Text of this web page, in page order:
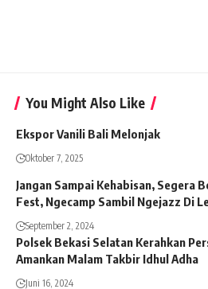
You Might Also Like
Ekspor Vanili Bali Melonjak
Oktober 7, 2025
Jangan Sampai Kehabisan, Segera
Fest, Ngecamp Sambil Ngejazz Di
September 2, 2024
Polsek Bekasi Selatan Kerahkan
Amankan Malam Takbir Idhul Adha
Juni 16, 2024